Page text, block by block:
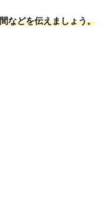
などを伝えましょう。